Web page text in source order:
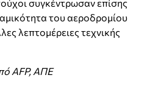
συγκέντρωσαν επίσης
του αεροδρομίου
λεπτομέρειες τεχνικής
AFP, ΑΠΕ